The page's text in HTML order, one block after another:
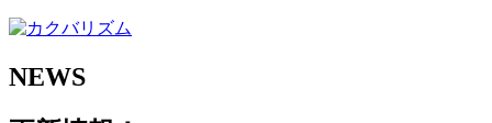
NEWS